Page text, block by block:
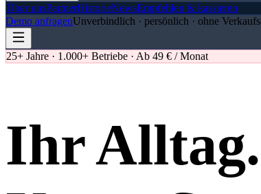
Über unsPartnerHistorieNewsEmpfehlen & kassieren
Demo anfragenUnverbindlich · persönlich · ohne
25+ Jahre · 1.000+ Betriebe · Ab 49 € / Monat
Ihr